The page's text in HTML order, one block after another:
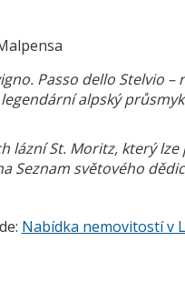
Passo dello Stelvio –
alpský
lázní St. Moritz, který
světového
Nabídka nemovitostí v